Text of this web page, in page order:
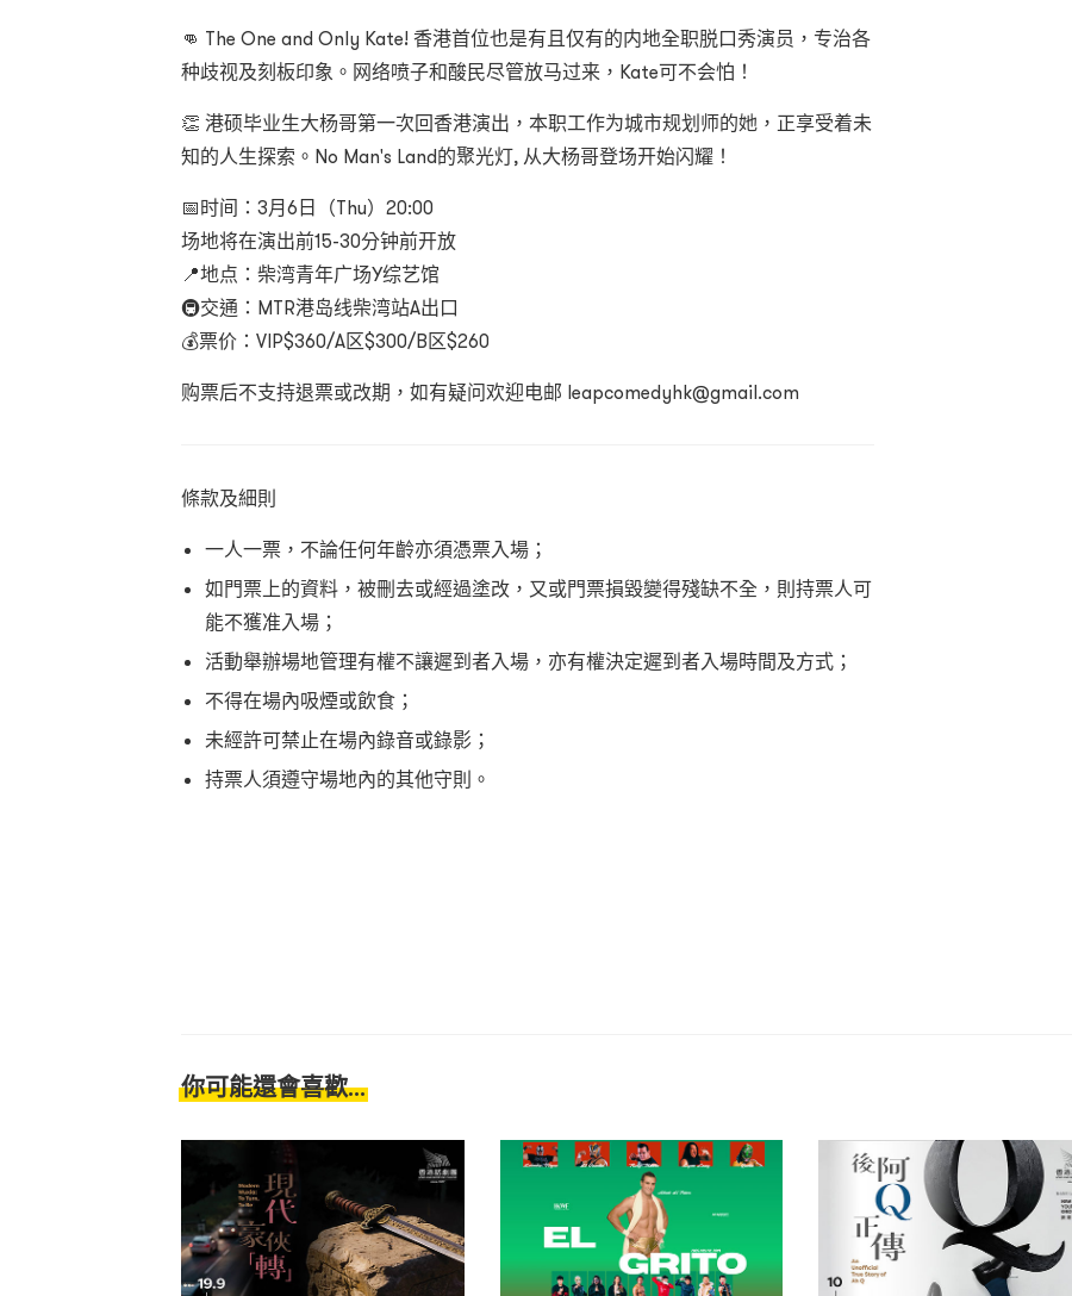
👊 The One and Only Kate! 香港首位也是有且仅有的内地全职脱口秀演员，专治各
种歧视及刻板印象。网络喷子和酸民尽管放马过来，Kate可不会怕！
👏 港硕毕业生大杨哥第一次回香港演出，本职工作为城市规划师的她，正享受着未
知的人生探索。No Man's Land的聚光灯, 从大杨哥登场开始闪耀！
📅时间：3月6日（Thu）20:00
场地将在演出前15-30分钟前开放
📍地点：柴湾青年广场Y综艺馆
🚇交通：MTR港岛线柴湾站A出口
💰票价：VIP$360/A区$300/B区$260
购票后不支持退票或改期，如有疑问欢迎电邮 leapcomedyhk@gmail.com
條款及細則
一人一票，不論任何年齡亦須憑票入場；
如門票上的資料，被刪去或經過塗改，又或門票損毀變得殘缺不全，則持票人可
能不獲准入場；
活動舉辦場地管理有權不讓遲到者入場，亦有權決定遲到者入場時間及方式；
不得在場內吸煙或飲食；
未經許可禁止在場內錄音或錄影；
持票人須遵守場地內的其他守則。
你可能還會喜歡...